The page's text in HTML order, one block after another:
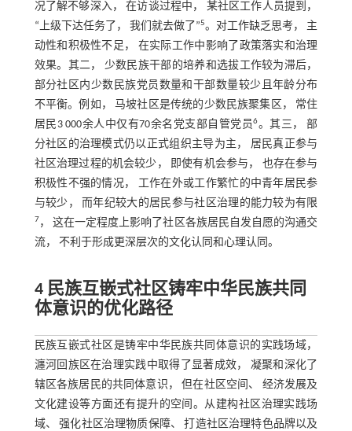
况了解不够深入， 在访谈过程中， 某社区工作人员提到，
“上级下达任务了， 我们就去做了”5。对工作缺乏思考， 主
动性和积极性不足， 在实际工作中影响了政策落实和治理
效果。其二， 少数民族干部的培养和选拔工作较为滞后，
部分社区内少数民族党员数量和干部数量较少且年龄分布
不平衡。例如， 马坡社区是传统的少数民族聚集区， 常住
居民3 000余人中仅有70余名党支部自管党员6。其三， 部
分社区的治理模式仍以正式组织主导为主， 居民真正参与
社区治理过程的机会较少， 即使有机会参与， 也存在参与
积极性不强的情况， 工作在外或工作繁忙的中青年居民参
与较少， 而年纪较大的居民参与社区治理的能力较为有限
7 ， 这在一定程度上影响了社区各族居民自发自愿的沟通交
流， 不利于形成更深层次的文化认同和心理认同。
4 民族互嵌式社区铸牢中华民族共同
体意识的优化路径
民族互嵌式社区是铸牢中华民族共同体意识的实践场域，
瀍河回族区在治理实践中取得了显著成效， 凝聚和深化了
辖区各族居民的共同体意识， 但在社区空间、 经济发展及
文化建设等方面还有提升的空间。从建构社区治理实践场
域、 强化社区治理物质保障、 打造社区治理特色品牌以及